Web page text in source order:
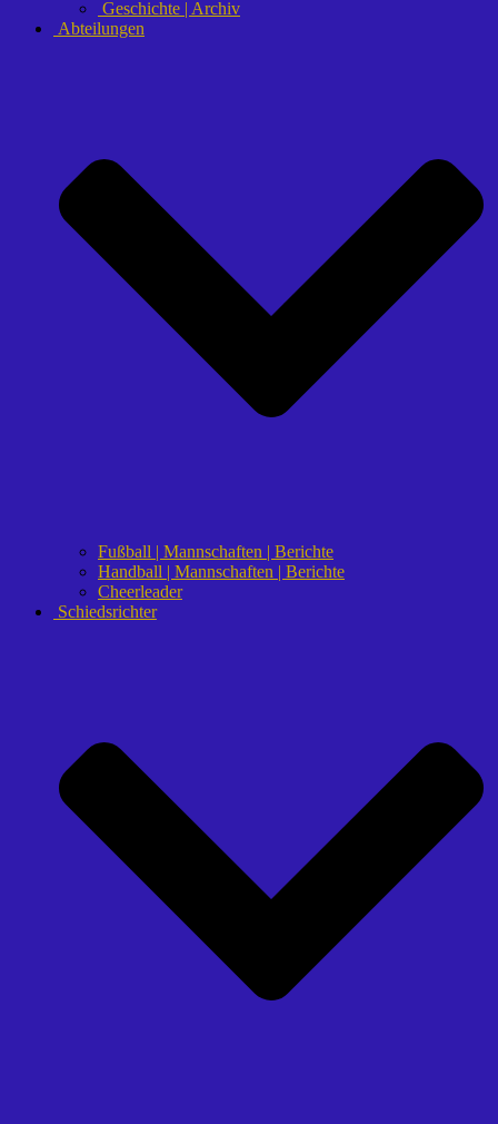
Geschichte | Archiv
Abteilungen
Fußball | Mannschaften | Berichte
Handball | Mannschaften | Berichte
Cheerleader
Schiedsrichter